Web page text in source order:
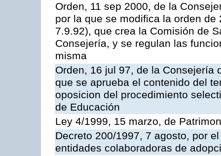
Orden, 11 sep 2000, de la
por la que se modifica la orden
7.9.92), que crea la Comisión de
Consejería, y se regulan las
misma
Orden, 16 jul 97, de la Consejería
que se aprueba el contenido del
oposicion del procedimiento
de Educación
Ley 4/1999, 15 marzo, de
Decreto 200/1997, 7 agosto, por
entidades colaboradoras de